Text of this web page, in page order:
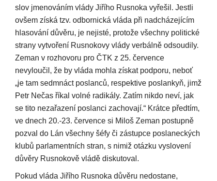
slov jmenováním vlády Jiřího Rusnoka vyřešil. Jestli
ovšem získá tzv. odbornická vláda při nadcházejícím
hlasování důvěru, je nejisté, protože všechny politické
strany vytvoření Rusnokovy vlády verbálně odsoudily.
Zeman v rozhovoru pro ČTK z 25. července
nevyloučil, že by vláda mohla získat podporu, neboť
„je tam sedmnáct poslanců, respektive poslankyň, jimž
Petr Nečas říkal volné radikály. Zatím nikdo neví, jak
se tito nezařazení poslanci zachovají.“ Krátce předtím,
ve dnech 20.-23. července si Miloš Zeman postupně
pozval do Lán všechny šéfy či zástupce poslaneckých
klubů parlamentních stran, s nimiž otázku vyslovení
důvěry Rusnokově vládě diskutoval.
Pokud vláda Jiřího Rusnoka důvěru nedostane,